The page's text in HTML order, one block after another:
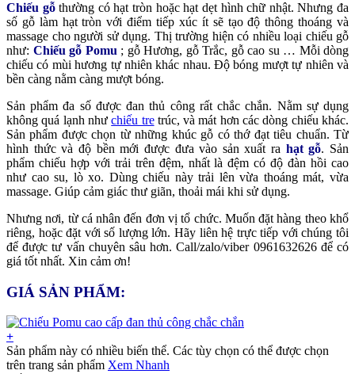
Chiếu gỗthường có hạt tròn hoặc hạt dẹt hình chữ nhật. Nhưng đa
số gỗ làm hạt tròn với điểm tiếp xúc ít sẽ tạo độ thông thoáng và
massage cho người sử dụng. Thị trường hiện có nhiều loại chiếu gỗ
như: Chiếu gỗ Pomu ; gỗ Hương, gỗ Trắc, gỗ cao su … Mỗi dòng
chiếu có mùi hương tự nhiên khác nhau. Độ bóng mượt tự nhiên và
bền càng nằm càng mượt bóng.
Sản phẩm đa số được đan thủ công rất chắc chắn. Nằm sự dụng
không quá lạnh nhưchiếu tretrúc, và mát hơn các dòng chiếu khác.
Sản phẩm được chọn từ những khúc gỗ có thớ đạt tiêu chuẩn. Từ
hình thức và độ bền mới được đưa vào sản xuất ra hạt gỗ. Sản
phẩm chiếu hợp với trải trên đệm, nhất là đệm có độ đàn hồi cao
như cao su, lò xo. Dùng chiếu này trải lên vừa thoáng mát, vừa
massage. Giúp cảm giác thư giãn, thoải mái khi sử dụng.
Nhưng nơi, từ cá nhân đến đơn vị tổ chức. Muốn đặt hàng theo khổ
riêng, hoặc đặt với số lượng lớn. Hãy liên hệ trực tiếp với chúng tôi
để được tư vấn chuyên sâu hơn. Call/zalo/viber 0961632626 để có
giá tốt nhất. Xin cảm ơn!
GIÁ SẢN PHẨM:
+
Sản phẩm này có nhiều biến thể. Các tùy chọn có thể được chọn
trên trang sản phẩm Xem Nhanh